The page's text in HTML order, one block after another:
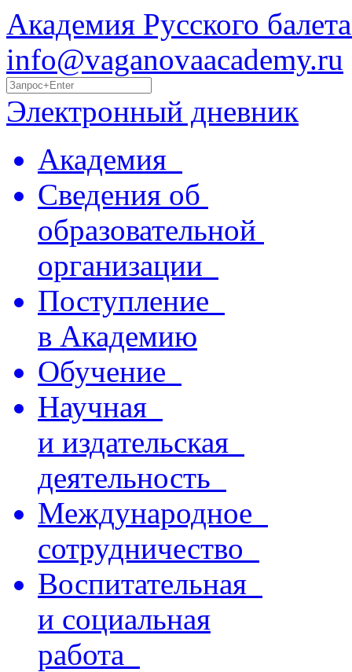
Академия Русского
info@vaganovaacademy.ru
Электронный дневник
Академия
Сведения об
образовательной
организации
Поступление
в Академию
Обучение
Научная
и издательская
деятельность
Международное
сотрудничество
Воспитательная
и социальная
работа